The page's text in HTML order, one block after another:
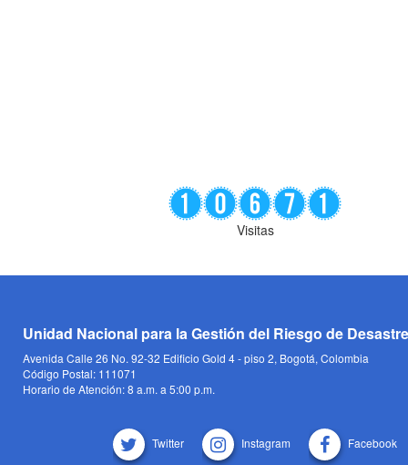
Visitas
Unidad Nacional para la Gestión del Riesgo de
Avenida Calle 26 No. 92-32 Edificio Gold 4 - piso 2, Bogotá, Colombia
Código Postal: 111071
Horario de Atención: 8 a.m. a 5:00 p.m.
Twitter Instagram Facebook